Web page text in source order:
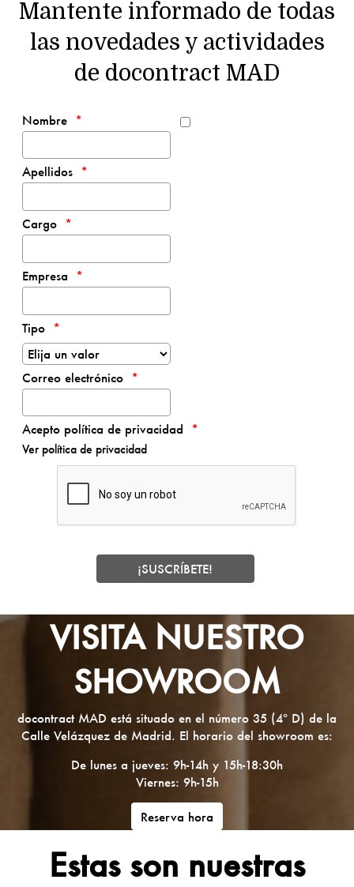
Mantente informado de todas
las novedades y actividades
de docontract MAD
Nombre
Apellidos
Cargo
Empresa
Tipo
Correo electrónico
Acepto política de privacidad
Ver política de privacidad
VISITA NUESTRO
SHOWROOM
docontract MAD está situado en el número 35 (4º D) de la
Calle Velázquez de Madrid. El horario del showroom es:
De lunes a jueves: 9h-14h y 15h-18:30h
Viernes: 9h-15h
Reserva hora
Estas son nuestras